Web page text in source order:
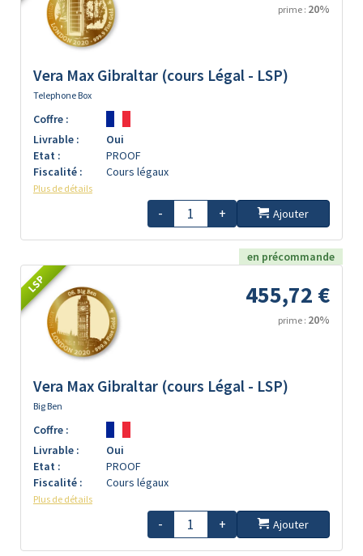
prime : 20%
Vera Max Gibraltar (cours Légal - LSP)
Telephone Box
Coffre :
Livrable :
Oui
Etat :
PROOF
Fiscalité :
Cours légaux
Plus de détails
- + Ajouter
en précommande
LSP 455,72 €
prime : 20%
Vera Max Gibraltar (cours Légal - LSP)
Big Ben
Coffre :
Livrable :
Oui
Etat :
PROOF
Fiscalité :
Cours légaux
Plus de détails
- + Ajouter